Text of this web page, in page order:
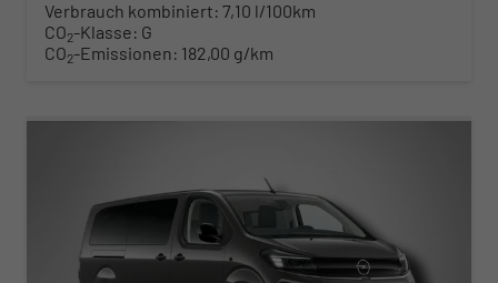
Verbrauch kombiniert: 7,10 l/100km
CO2-Klasse: G
CO2-Emissionen: 182,00 g/km